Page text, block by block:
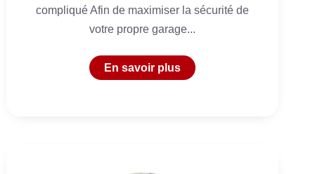
compliqué Afin de maximiser la sécurité de
votre propre garage...
En savoir plus